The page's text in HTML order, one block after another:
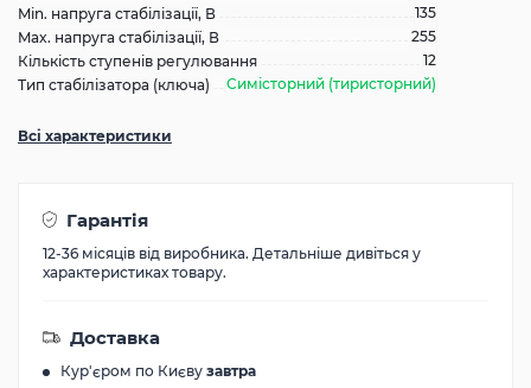
Min. напруга стабілізації, В
135
Max. напруга стабілізації, В
255
Кількість ступенів регулювання
12
Тип стабілізатора (ключа)
Симісторний (тиристорний)
Всі характеристики
Гарантія
12-36 місяців від виробника. Детальніше дивіться у
характеристиках товару.
Доставка
Кур'єром по Києву завтра